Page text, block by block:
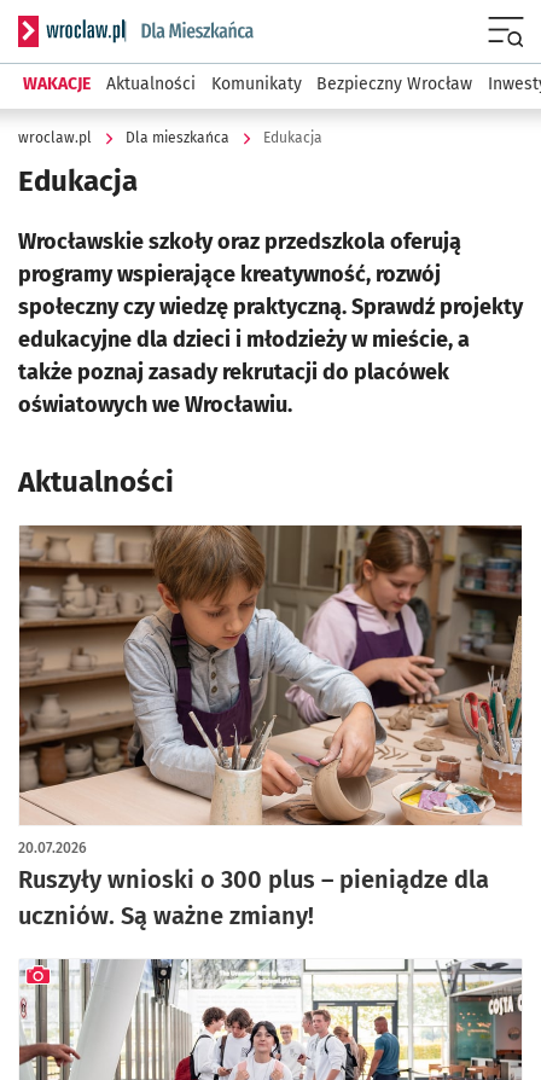
Serwis informacyjny wroclaw.pl podserwis: Dla mieszkańca
WAKACJE Aktualności Komunikaty Bezpieczny Wrocław
wroclaw.pl Dla mieszkańca Edukacja
Edukacja
Wrocławskie szkoły oraz przedszkola oferują
programy wspierające kreatywność, rozwój
społeczny czy wiedzę praktyczną. Sprawdź projekty
edukacyjne dla dzieci i młodzieży w mieście, a
także poznaj zasady rekrutacji do placówek
oświatowych we Wrocławiu.
Aktualności
Ruszyły wnioski o 300 plus – pieniądze dla
uczniów. Są ważne zmiany!
20.07.2026